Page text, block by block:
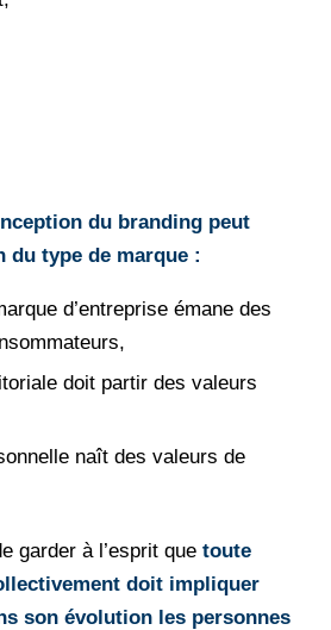
du branding peut
du type de marque :
d’entreprise émane des
doit partir des valeurs
naît des valeurs de
garder à l’esprit que toute
doit impliquer
son évolution les personnes